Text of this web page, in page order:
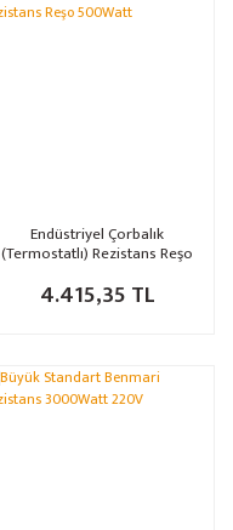
Endüstriyel Çorbalık
(Termostatlı) Rezistans Reşo
4.415,35 TL